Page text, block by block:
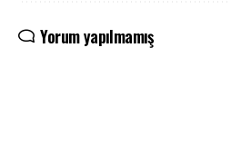
Yorum yapılmamış